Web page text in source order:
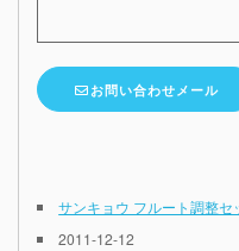
お問い合わせメール
サンキョウ フルート調整セ
2011-12-12